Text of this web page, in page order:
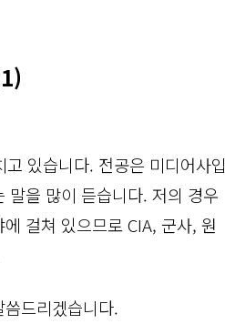
있습니다. 전공은 미디어사입
을 많이 듣습니다. 저의 경우
걸쳐 있으므로 CIA, 군사, 원
드리겠습니다.